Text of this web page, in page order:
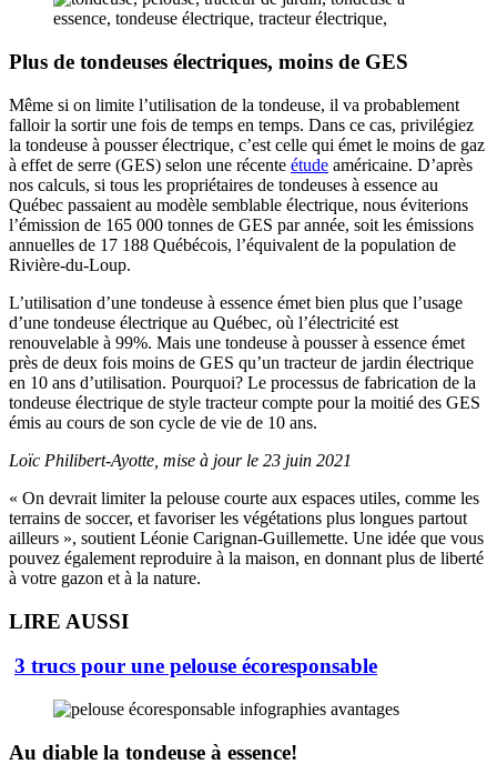
Plus de tondeuses électriques, moins de GES
Même si on limite l’utilisation de la tondeuse, il va probablement
falloir la sortir une fois de temps en temps. Dans ce cas, privilégiez
la tondeuse à pousser électrique, c’est celle qui émet le moins de gaz
à effet de serre (GES) selon une récente étude américaine. D’après
nos calculs, si tous les propriétaires de tondeuses à essence au
Québec passaient au modèle semblable électrique, nous éviterions
l’émission de 165 000 tonnes de GES par année, soit les émissions
annuelles de 17 188 Québécois, l’équivalent de la population de
Rivière-du-Loup.
L’utilisation d’une tondeuse à essence émet bien plus que l’usage
d’une tondeuse électrique au Québec, où l’électricité est
renouvelable à 99%. Mais une tondeuse à pousser à essence émet
près de deux fois moins de GES qu’un tracteur de jardin électrique
en 10 ans d’utilisation. Pourquoi? Le processus de fabrication de la
tondeuse électrique de style tracteur compte pour la moitié des GES
émis au cours de son cycle de vie de 10 ans.
Loïc Philibert-Ayotte, mise à jour le 23 juin 2021
« On devrait limiter la pelouse courte aux espaces utiles, comme les
terrains de soccer, et favoriser les végétations plus longues partout
ailleurs », soutient Léonie Carignan-Guillemette. Une idée que vous
pouvez également reproduire à la maison, en donnant plus de liberté
à votre gazon et à la nature.
LIRE AUSSI
3 trucs pour une pelouse écoresponsable
Au diable la tondeuse à essence!